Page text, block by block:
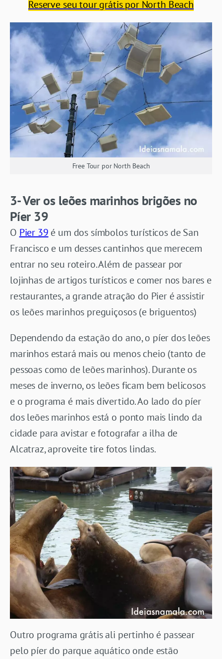
Reserve seu tour grátis por North Beach
Free Tour por North Beach
3- Ver os leões marinhos brigões no
Píer 39
O Pier 39 é um dos símbolos turísticos de San
Francisco e um desses cantinhos que merecem
entrar no seu roteiro. Além de passear por
lojinhas de artigos turísticos e comer nos bares e
restaurantes, a grande atração do Pier é assistir
os leões marinhos preguiçosos (e briguentos)
Dependendo da estação do ano, o píer dos leões
marinhos estará mais ou menos cheio (tanto de
pessoas como de leões marinhos). Durante os
meses de inverno, os leões ficam bem belicosos
e o programa é mais divertido. Ao lado do píer
dos leões marinhos está o ponto mais lindo da
cidade para avistar e fotografar a ilha de
Alcatraz, aproveite tire fotos lindas.
Outro programa grátis ali pertinho é passear
pelo píer do parque aquático onde estão